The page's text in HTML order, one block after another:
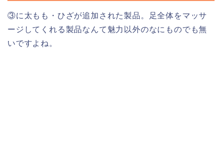
③に太もも・ひざが追加された製品。足全体をマッサ
ージしてくれる製品なんて魅力以外のなにものでも無
いですよね。